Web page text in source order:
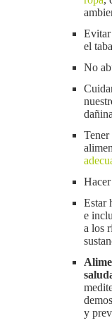
Evitar
el
No
Tener
Estar
e
a los
y